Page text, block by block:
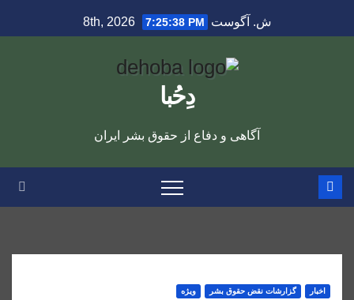
to
ش. آگوست 8th, 2026 7:25:39 PM
دِحُبا
آگاهی و دفاع از حقوق بشر ایران
اخبار گزارشات نقض حقوق بشر ویژه